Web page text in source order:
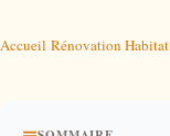
Accueil›Rénovation Habitat